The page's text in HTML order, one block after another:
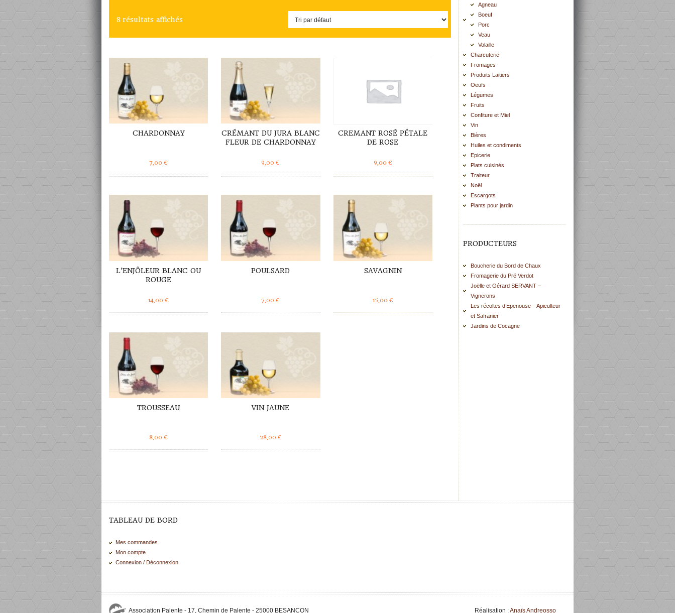
8 résultats affichés
DÉTAILS
CHARDONNAY
7,00€
DÉTAILS
CRÉMANT DU JURA BLANC
FLEUR DE CHARDONNAY
9,00€
DÉTAILS
CREMANT ROSÉ PÉTALE
DE ROSE
9,00 €
DÉTAILS
L’ENJÔLEUR BLANC OU
ROUGE
14,00€
DÉTAILS
POULSARD
7,00€
DÉTAILS
SAVAGNIN
15,00 €
DÉTAILS
TROUSSEAU
8,00€
DÉTAILS
VIN JAUNE
28,00 €
Agneau
Boeuf
Porc
Veau
Volaille
Charcuterie
Fromages
Produits Laitiers
Oeufs
Légumes
Fruits
Confiture et Miel
Vin
Bières
Huiles et condiments
Epicerie
Plats cuisinés
Traiteur
Noël
Escargots
Plants pour jardin
PRODUCTEURS
Boucherie du Bord de Chaux
Fromagerie du Pré Verdot
Joëlle et Gérard SERVANT –
Vignerons
Les récoltes d’Epenouse – Apiculteur
et Safranier
Jardins de Cocagne
TABLEAU DE BORD
Mes commandes
Mon compte
Connexion / Déconnexion
Association Palente - 17, Chemin de Palente - 25000 BESANCON Réalisation :Anaïs Andreosso